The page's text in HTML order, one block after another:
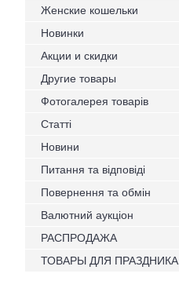
Женские кошельки
Новинки
Акции и скидки
Другие товары
Фотогалерея товарів
Статті
Новини
Питання та відповіді
Повернення та обмін
Валютний аукціон
РАСПРОДАЖА
ТОВАРЫ ДЛЯ ПРАЗДНИКА